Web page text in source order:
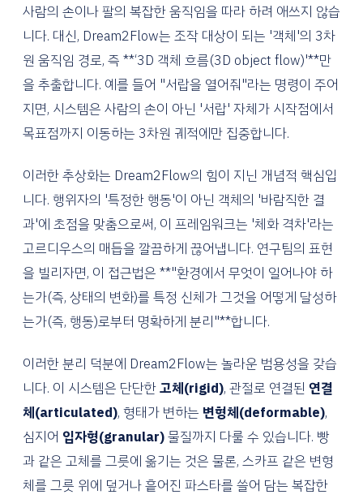
사람의 손이나 팔의 복잡한 움직임을 따라 하려 애쓰지 않습
니다. 대신, Dream2Flow는 조작 대상이 되는 '객체'의 3차
원 움직임 경로, 즉 **‘3D 객체 흐름(3D object flow)'**만
을 추출합니다. 예를 들어 "서랍을 열어줘"라는 명령이 주어
지면, 시스템은 사람의 손이 아닌 '서랍' 자체가 시작점에서
목표점까지 이동하는 3차원 궤적에만 집중합니다.
이러한 추상화는 Dream2Flow의 힘이 지닌 개념적 핵심입
니다. 행위자의 '특정한 행동'이 아닌 객체의 '바람직한 결
과'에 초점을 맞춤으로써, 이 프레임워크는 '체화 격차'라는
고르디우스의 매듭을 깔끔하게 끊어냅니다. 연구팀의 표현
을 빌리자면, 이 접근법은 **"환경에서 무엇이 일어나야 하
는가(즉, 상태의 변화)를 특정 신체가 그것을 어떻게 달성하
는가(즉, 행동)로부터 명확하게 분리"**합니다.
이러한 분리 덕분에 Dream2Flow는 놀라운 범용성을 갖습
니다. 이 시스템은 단단한고체(rigid), 관절로 연결된 연결
체(articulated), 형태가 변하는 변형체(deformable),
심지어 입자형(granular)물질까지 다룰 수 있습니다. 빵
과 같은 고체를 그릇에 옮기는 것은 물론, 스카프 같은 변형
체를 그릇 위에 덮거나 흩어진 파스타를 쓸어 담는 복잡한